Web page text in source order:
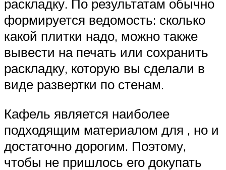
раскладку. По результатам обычно
формируется ведомость: сколько
какой плитки надо, можно также
вывести на печать или сохранить
раскладку, которую вы сделали в
виде развертки по стенам.
Кафель является наиболее
подходящим материалом для , но и
достаточно дорогим. Поэтому,
чтобы не пришлось его докупать